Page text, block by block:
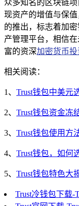
众多知名的区块链
现资产的增值与保
的推出，标志着加
产管理平台，相信
富的资深加密货币投
相关阅读：
1、 Trust钱包中美元
2、 Trust钱包资金冻
3、 Trust钱包使用方
4、 Trust钱包，如何
5、 Trust钱包特色大
Trust冷钱包下载-